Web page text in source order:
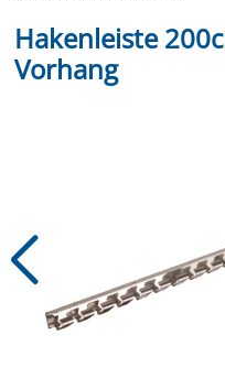
Hakenleiste
Vorhang